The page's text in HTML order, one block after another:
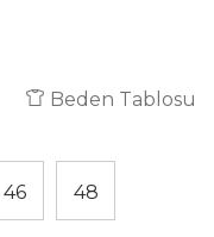
Beden Tablosu
46 48